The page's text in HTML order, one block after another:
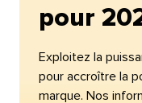
pour
Exploitez la
pour accroître la
marque. Nos